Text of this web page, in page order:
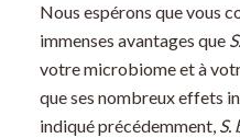
Nous espérons que vous
immenses avantages que
votre microbiome et à
que ses nombreux effets
indiqué précédemment, S.